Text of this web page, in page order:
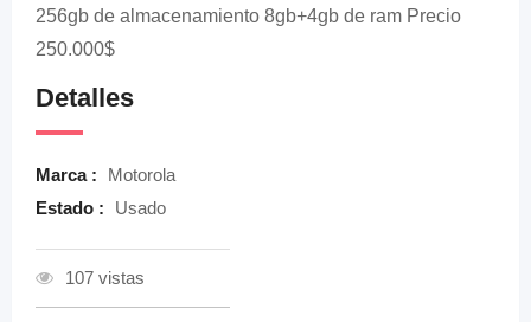
256gb de almacenamiento 8gb+4gb de ram Precio
250.000$
Detalles
Marca :
Motorola
Estado :
Usado
107 vistas